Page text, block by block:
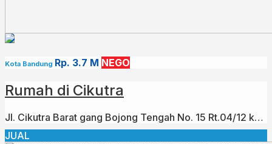
Kota Bandung Rp. 3.7 M NEGO
Rumah di Cikutra
Jl. Cikutra Barat gang Bojong Tengah No. 15 Rt.04/12 kecamatan Cibeunying Kaler Kelurahan Cigadung
JUAL